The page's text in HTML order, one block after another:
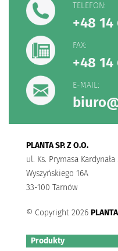
TELEFON:
+48 14
FAX:
+48 14
E-MAIL:
PLANTA SP. Z O.O.
ul. Ks. Prymasa
Wyszyńskiego 16A
33-100 Tarnów
© Copyright 2026
Produkty